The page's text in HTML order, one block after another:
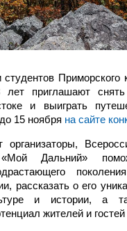
Приморского
приглашают снять
и выиграть
15 ноября на сайте
организаторы,
«Мой Дальний»
рассказать о его
и истории, а
жителей и гостей